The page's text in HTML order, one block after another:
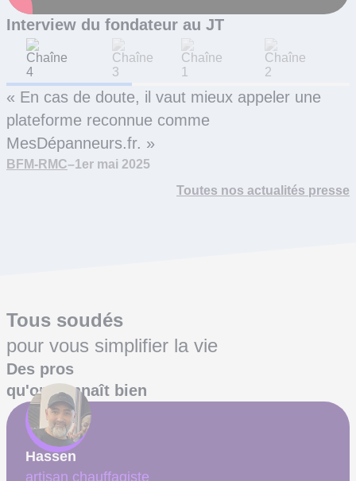
Interview du fondateur au JT
« En cas de doute, il vaut mieux appeler une
plateforme reconnue comme
MesDépanneurs.fr. »
BFM-RMC–1er mai 2025
Toutes nos actualités presse
Tous soudés
pour vous simplifier la vie
Des pros
qu'on connaît bien
Hassen
artisan chauffagiste